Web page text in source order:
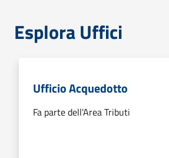
Esplora Uffici
Ufficio Acquedotto
Fa parte dell'Area Tributi